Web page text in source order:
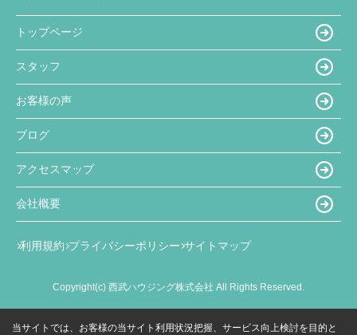
トップページ
スタッフ
お客様の声
ブログ
アクセスマップ
会社概要
利用規約 プライバシーポリシー サイトマップ
Copyright(c) 西武ハウジング株式会社 All Rights Reserved.
当サイトでは、お客様の当サイト利用状況把握、サービス向上検討を目的と